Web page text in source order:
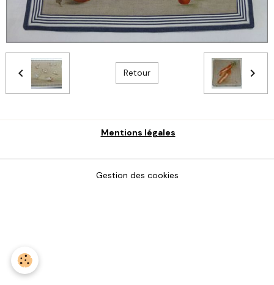
Retour
Mentions légales
Gestion des cookies